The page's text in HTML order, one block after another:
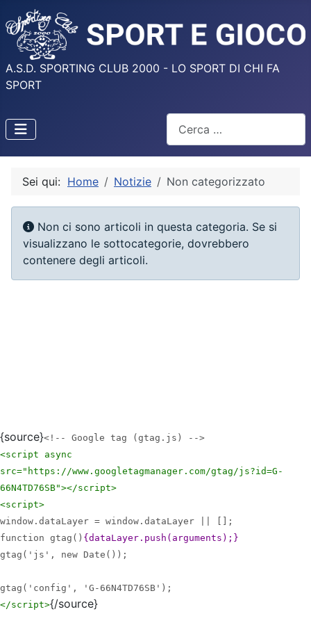
A.S.D. SPORTING CLUB 2000 - LO SPORT DI CHI FA
SPORT
Sei qui: Home Notizie Non categorizzato
Info
Non ci sono articoli in questa categoria. Se si
visualizzano le sottocategorie, dovrebbero
contenere degli articoli.
{source}<!-- Google tag (gtag.js) -->
<script async
src="https://www.googletagmanager.com/gtag/js?id=G-
66N4TD76SB"></script>
<script>
window.dataLayer = window.dataLayer || [];
function gtag() {dataLayer.push(arguments);}
gtag('js', new Date());
gtag('config', 'G-66N4TD76SB');
</script>{/source}